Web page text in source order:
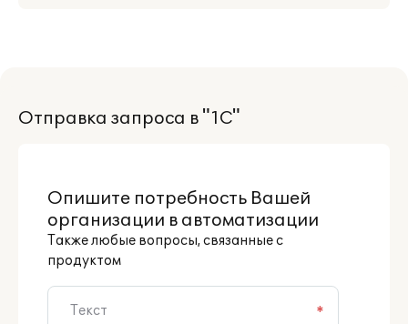
Партнерам
Отправка запроса в "1С"
Опишите потребность Вашей
организации в автоматизации
Также любые вопросы, связанные с
продуктом
*